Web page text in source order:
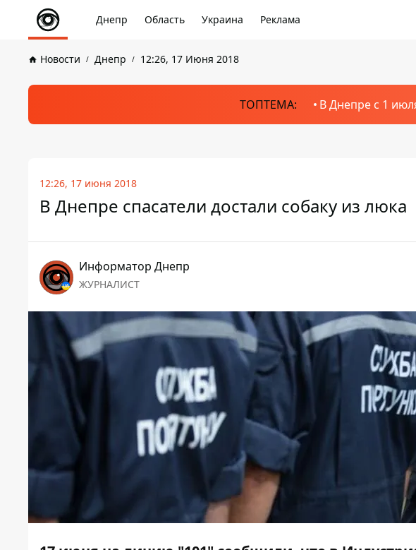
Днепр Область Украина Реклама
Новости Днепр 12:26, 17 Июня 2018
ТОПТЕМА: В Днепре с 1
12:26, 17 июня 2018
В Днепре спасатели достали собаку из люка
Информатор Днепр
ЖУРНАЛИСТ